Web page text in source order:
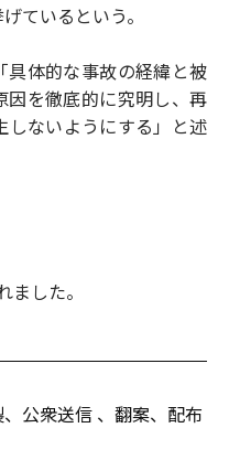
ているという。
具体的な事故の経緯と被
因を徹底的に究明し、再
しないようにする」と述
した。
公衆送信 、翻案、配布